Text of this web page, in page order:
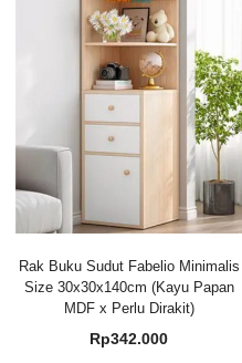
Rak Buku Sudut Fabelio Minimalis
Size 30x30x140cm (Kayu Papan
MDF x Perlu Dirakit)
Rp342.000